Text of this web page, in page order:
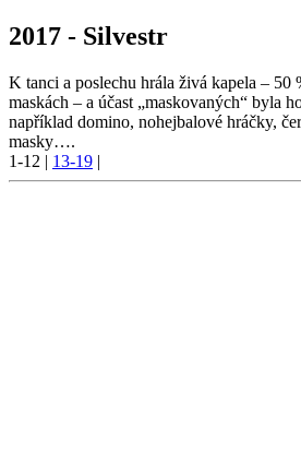
2017 - Silvestr
K tanci a poslechu hrála živá kapela –
maskách – a účast „maskovaných“ byla
například domino, nohejbalové hráčky,
masky….
1-12 | 13-19 |